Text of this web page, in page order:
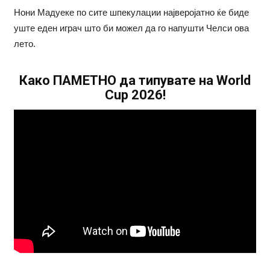
Нони Мадуеке по сите шпекулации најверојатно ќе биде
уште еден играч што би можел да го напушти Челси ова
лето.
Како ПАМЕТНО да типувате на World
Cup 2026!